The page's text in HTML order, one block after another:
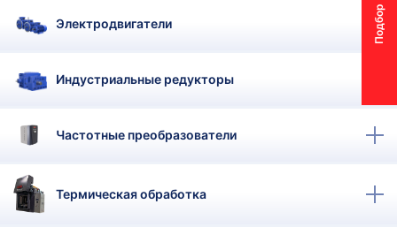
П
о
д
б
о
р
м
о
т
о
р
-
р
е
д
у
к
т
о
р
Электродвигатели
Индустриальные редукторы
Частотные преобразователи
Термическая обработка